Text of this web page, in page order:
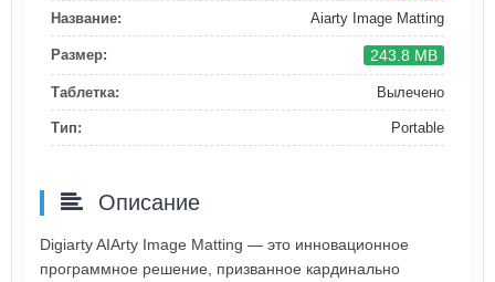
Название: Aiarty Image Matting
Размер: 243.8 MB
Таблетка: Вылечено
Тип: Portable
Описание
Digiarty AIArty Image Matting — это инновационное
программное решение, призванное кардинально